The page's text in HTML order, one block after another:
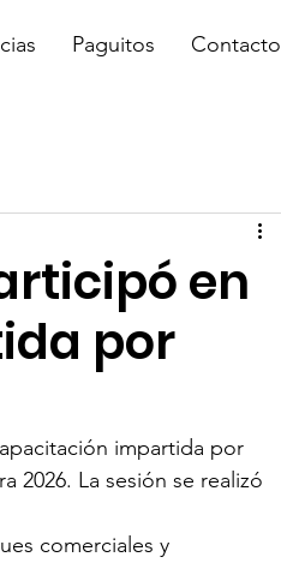
Paguitos Contacto
en
por
impartida por
2026. La sesión se realizó
comerciales y